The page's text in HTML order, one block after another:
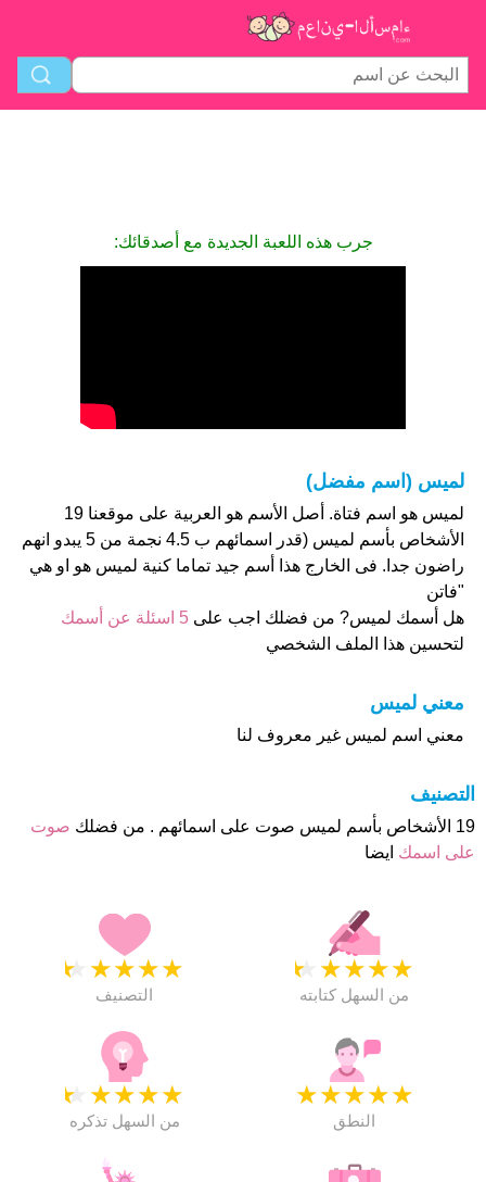
جرب هذه اللعبة الجديدة مع أصدقائك:
لميس (اسم مفضل)
لميس هو اسم فتاة. أصل الأسم هو العربية على موقعنا 19
الأشخاص بأسم لميس (قدر اسمائهم ب 4.5 نجمة من 5 يبدو انهم
راضون جدا. فى الخارج هذا أسم جيد تماما كنية لميس هو او هي
"فاتن
هل أسمك لميس? من فضلك اجب على 5 اسئلة عن أسمك
لتحسين هذا الملف الشخصي
معني لميس
معني اسم لميس غير معروف لنا
التصنيف
19 الأشخاص بأسم لميس صوت على اسمائهم . من فضلك
صوت
على اسمك ايضا
★
★
★
★
★
التصنيف
★
★
★
★
★
من السهل كتابته
★
★
★
★
★
من السهل تذكره
★
★
★
★
★
النطق